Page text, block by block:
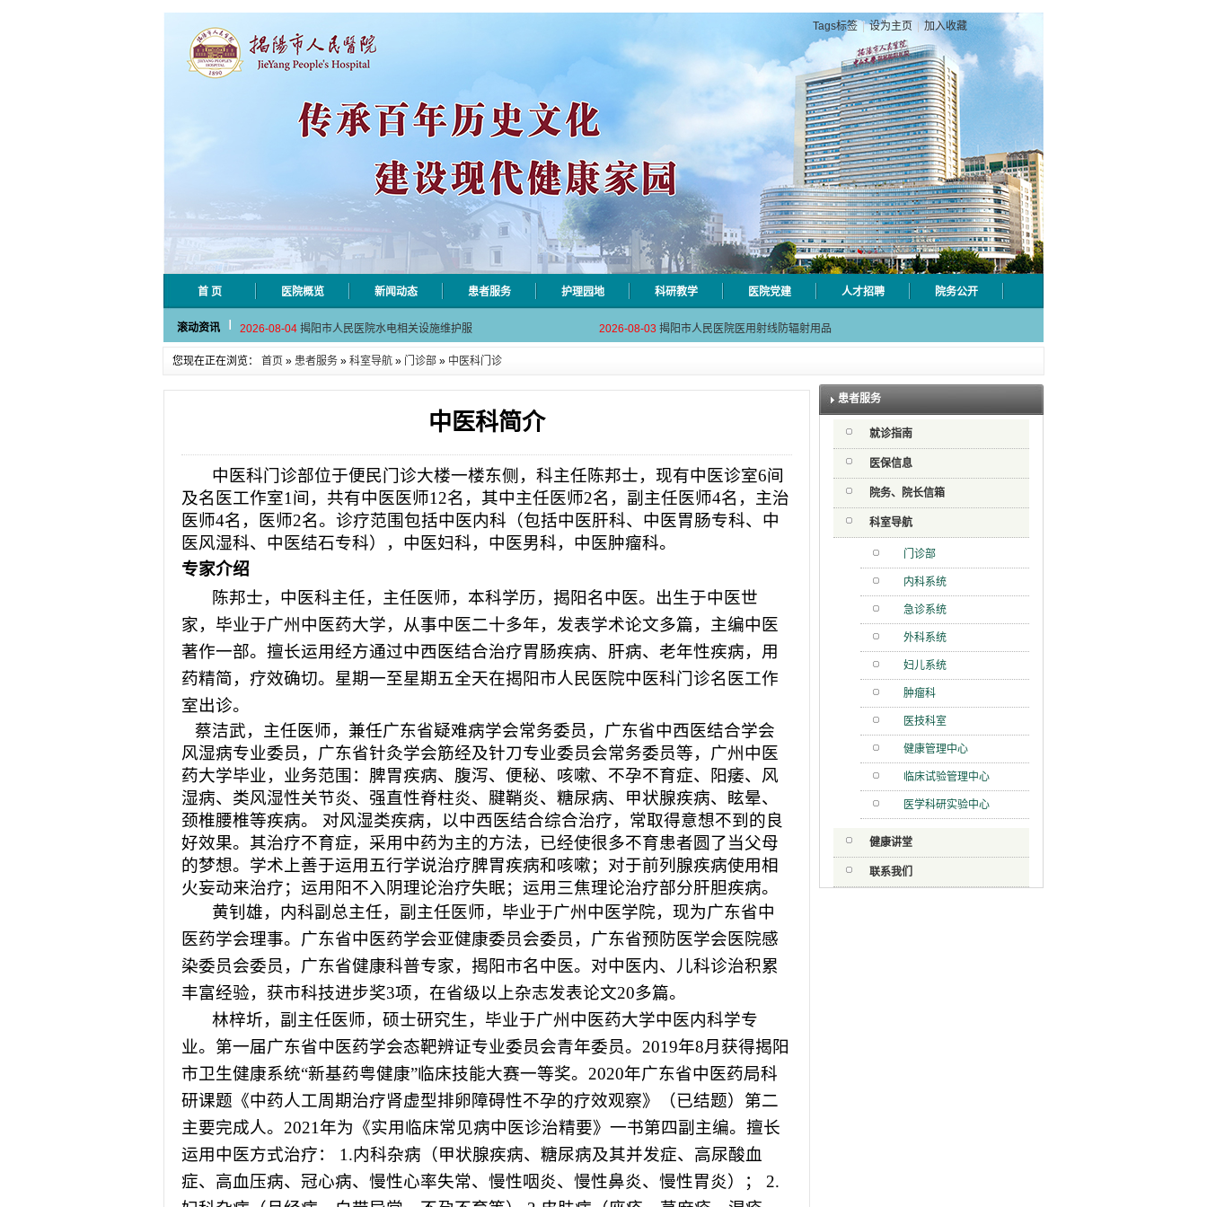
Tags标签 | 设为主页 加入收藏
首 页 医院概览 新闻动态 患者服务 护理园地 科研教学 医院党建 人才招聘 院务公开
滚动资讯
2026-08-06 揭阳市人民医院采集自动对焦相机市 2026-08-06 揭阳市人民医院对接AI-HR省级检验
2026-08-04 揭阳市人民医院水电相关设施维护服 2026-08-03 揭阳市人民医院医用射线防辐射用品
2026-07-31 学术聚力！妇儿分论坛精彩收官
揭阳市人民医院再添2个中山一院专
揭阳市人民医院对接AI-HR省级检验
揭阳市人民医院水电相关设施维护服
揭阳市人民医院医用射线防辐射用品
大咖云集探内科前沿！首届榕江医学
2026-07-31 学术聚力！妇儿分论坛精彩收官 2026-07-31 学术聚力促提升｜肿瘤分论坛赋能区
2026-07-31 以学术聚合力 | 运动健康分论坛助 2026-07-31 揭阳市人民医院再添2个中山一院专
您现在正在浏览： 首页 » 患者服务 » 科室导航 » 门诊部 » 中医科门诊
中医科简介
中医科门诊部位于便民门诊大楼一楼东侧，科主任陈邦士，现有中医诊室6间
及名医工作室1间，共有中医医师12名，其中主任医师2名，副主任医师4名，主治
医师4名，医师2名。诊疗范围包括中医内科（包括中医肝科、中医胃肠专科、中
医风湿科、中医结石专科），中医妇科，中医男科，中医肿瘤科。
专家介绍
陈邦士， 中医科主任，主任医师，本科学历，揭阳名中医。出生于中医世
家，毕业于广州中医药大学，从事中医二十多年，发表学术论文多篇，主编中医
著作一部。擅长运用经方通过中西医结合治疗胃肠疾病、肝病、老年性疾病，用
药精简，疗效确切。星期一至星期五全天在揭阳市人民医院中医科门诊名医工作
室出诊。
蔡洁武， 主任医师，兼任广东省疑难病学会常务委员，广东省中西医结合学会
风湿病专业委员，广东省针灸学会筋经及针刀专业委员会常务委员等，广州中医
药大学毕业，业务范围：脾胃疾病、腹泻、便秘、咳嗽、不孕不育症、阳痿、风
湿病、类风湿性关节炎、强直性脊柱炎、腱鞘炎、糖尿病、甲状腺疾病、眩晕、
颈椎腰椎等疾病。
对风湿类疾病，以中西医结合综合治疗，常取得意想不到的良
好效果。其治疗不育症，采用中药为主的方法，已经使很多不育患者圆了当父母
的梦想。学术上善于运用五行学说治疗脾胃疾病和咳嗽；对于前列腺疾病使用相
火妄动来治疗；运用阳不入阴理论治疗失眠；运用三焦理论治疗部分肝胆疾病。
黄钊雄， 内科副总主任，副主任医师，毕业于广州中医学院，现为广东省中
医药学会理事。广东省中医药学会亚健康委员会委员，广东省预防医学会医院感
染委员会委员，广东省健康科普专家，揭阳市名中医。对中医内、儿科诊治积累
丰富经验，获市科技进步奖3项，在省级以上杂志发表论文20多篇。
林梓圻， 副主任医师，硕士研究生，毕业于广州中医药大学中医内科学专
业。第一届广东省中医药学会态靶辨证专业委员会青年委员。 2019年8月获得揭阳
市卫生健康系统“新基药粤健康”临床技能大赛一等奖。2020年广东省中医药局科
研课题《中药人工周期治疗肾虚型排卵障碍性不孕的疗效观察》（已结题）第二
主要完成人。2021年为《实用临床常见病中医诊治精要》一书第四副主编。擅长
运用中医方式治疗： 1.内科杂病（甲状腺疾病、糖尿病及其并发症、高尿酸血
症、高血压病、冠心病、慢性心率失常、慢性咽炎、慢性鼻炎、慢性胃炎）； 2.
患者服务
就诊指南
医保信息
院务、院长信箱
科室导航
门诊部
内科系统
急诊系统
外科系统
妇儿系统
肿瘤科
医技科室
健康管理中心
临床试验管理中心
医学科研实验中心
健康讲堂
联系我们